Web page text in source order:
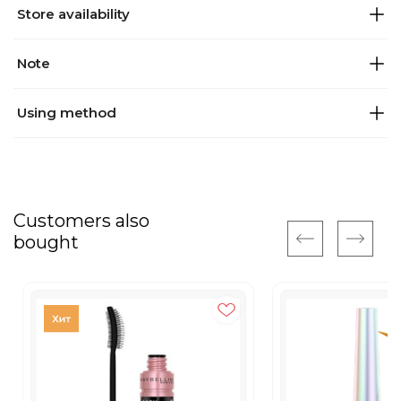
Store availability
Note
Using method
Customers also
bought